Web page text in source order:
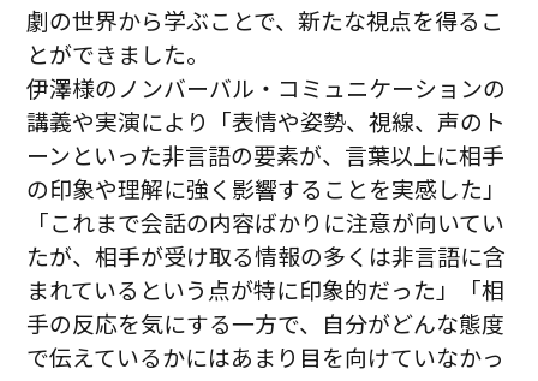
劇の世界から学ぶことで、新たな視点を得るこ
とができました。
伊澤様のノンバーバル・コミュニケーションの
講義や実演により「表情や姿勢、視線、声のト
ーンといった非言語の要素が、言葉以上に相手
の印象や理解に強く影響することを実感した」
「これまで会話の内容ばかりに注意が向いてい
たが、相手が受け取る情報の多くは非言語に含
まれているという点が特に印象的だった」「相
手の反応を気にする一方で、自分がどんな態度
で伝えているかにはあまり目を向けていなかっ